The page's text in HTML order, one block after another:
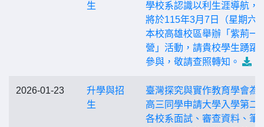
生
學校系認識以利生涯導航，
將於115年3月7日（星期六
本校高雄校區舉辦「紫荊一
營」活動，請貴校學生踴躍
參與，敬請查照轉知。
2026-01-23
升學與招
生
臺灣探究與實作教育學會為
高三同學申請大學入學第二
各校系面試、審查資料、筆